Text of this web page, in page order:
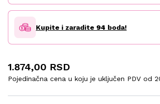
Kupite i zaradite 94 boda!
1.874,00 RSD
Pojedinačna cena u koju je uključen PDV od